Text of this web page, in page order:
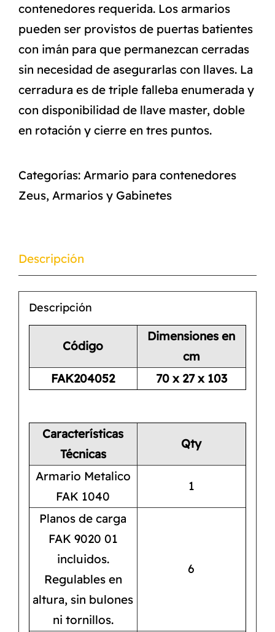
contenedores requerida. Los armarios
pueden ser provistos de puertas batientes
con imán para que permanezcan cerradas
sin necesidad de asegurarlas con llaves. La
cerradura es de triple falleba enumerada y
con disponibilidad de llave master, doble
en rotación y cierre en tres puntos.
Categorías: Armario para contenedores
Zeus, Armarios y Gabinetes
Descripción
Descripción
Código
Dimensiones en
cm
FAK204052
70 x 27 x 103
Características
Técnicas
Qty
Armario Metalico
FAK 1040
1
Planos de carga
FAK 9020 01
incluidos.
Regulables en
altura, sin bulones
ni tornillos.
6